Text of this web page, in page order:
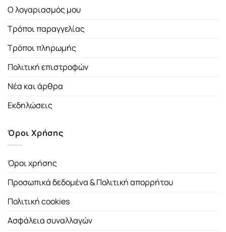
Ο λογαριασμός μου
Τρόποι παραγγελίας
Τρόποι πληρωμής
Πολιτική επιστροφών
Νέα και άρθρα
Εκδηλώσεις
Όροι Χρήσης
Όροι χρήσης
Προσωπικά δεδομένα & Πολιτική απορρήτου
Πολιτική cookies
Ασφάλεια συναλλαγών